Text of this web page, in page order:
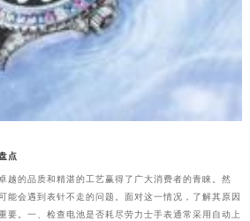
点
越的品质和精湛的工艺赢得了广大消费者的青睐。然
能会遇到表针不走的问题。面对这一情况，了解其原因
要。一、检查电池是否耗尽劳力士手表通常采用自动上